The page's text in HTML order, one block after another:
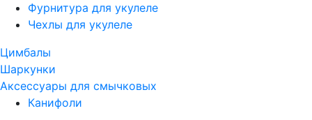
Фурнитура для укулеле
Чехлы для укулеле
Цимбалы
Шаркунки
Аксессуары для смычковых
Канифоли